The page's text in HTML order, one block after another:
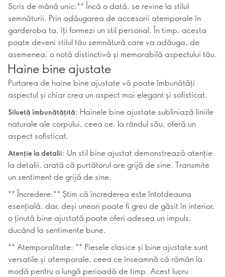
Scris de mână unic:** Încă o dată, se revine la stilul
semnăturii. Prin adăugarea de accesorii atemporale în
garderoba ta, îți formezi un stil personal. În timp, acesta
poate deveni stilul tău semnătură care va adăuga, de
asemenea, o notă distinctivă și memorabilă aspectului tău.
Haine bine ajustate
Purtarea de haine bine ajustate vă poate îmbunătăți
aspectul și chiar crea un aspect mai elegant și sofisticat.
Siluetă îmbunătățită: Hainele bine ajustate subliniază liniile
naturale ale corpului, ceea ce, la rândul său, oferă un
aspect sofisticat.
Atenție la detalii: Un stil bine ajustat demonstrează atenție
la detalii, arată că purtătorul are grijă de sine. Transmite
un sentiment de grijă de sine.
** Încredere:** Știm că încrederea este întotdeauna
esențială, dar, deși uneori poate fi greu de găsit în interior,
o ținută bine ajustată poate oferi adesea un impuls,
ducând la sentimente bune.
** Atemporalitate: ** Piesele clasice și bine ajustate sunt
versatile și atemporale, ceea ce înseamnă că rămân la
modă pentru o lungă perioadă de timp. Acest lucru